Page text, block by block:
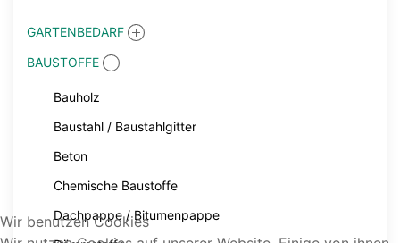
GARTENBEDARF
BAUSTOFFE
Bauholz
Baustahl / Baustahlgitter
Beton
Chemische Baustoffe
Dachpappe / Bitumenpappe
Wir benutzen Cookies